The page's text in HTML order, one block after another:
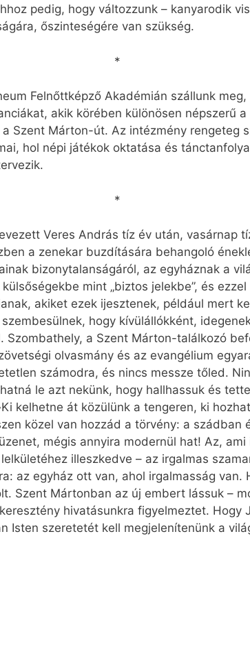
pedig, hogy változzunk – kanyarodik
őszinteségére van szükség.
*
Felnőttképző Akadémián szállunk
akik körében különösen népszerű
Szent Márton-út. Az intézmény rengeteg
hol népi játékok oktatása és
*
Veres András tíz év után, vasárnap
a zenekar buzdítására behangoló
bizonytalanságáról, az egyháznak a
mint „biztos jelekbe”, és
akiket ezek ijesztenek, például mert
hogy kívülállókként,
a Szent Márton-találkozó
olvasmány és az evangélium
számodra, és nincs messze tőled.
le azt nekünk, hogy hallhassuk és
kelhetne át közülünk a tengeren, ki
közel van hozzád a törvény: a szádban
mégis annyira modernül hat! Az,
illeszkedve – az irgalmas
az egyház ott van, ahol irgalmasság van.
Szent Mártonban az új embert lássuk –
hivatásunkra figyelmeztet. Hogy
Isten szeretetét kell megjelenítenünk a